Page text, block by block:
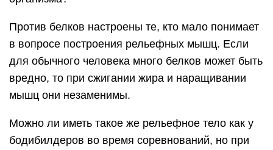
Против белков настроены те, кто мало понимает
в вопросе построения рельефных мышц. Если
для обычного человека много белков может быть
вредно, то при сжигании жира и наращивании
мышц они незаменимы.
Можно ли иметь такое же рельефное тело как у
бодибилдеров во время соревнований, но при